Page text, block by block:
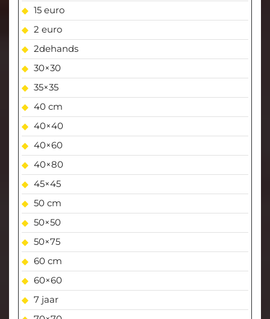
15 euro
2 euro
2dehands
30×30
35×35
40 cm
40×40
40×60
40×80
45×45
50 cm
50×50
50×75
60 cm
60×60
7 jaar